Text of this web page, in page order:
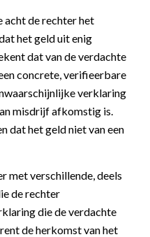
acht de rechter het
het geld uit enig
dat van de verdachte
concrete, verifieerbare
verklaring
misdrijf afkomstig is.
dat het geld niet van een
met verschillende, deels
de rechter
die de verdachte
de herkomst van het